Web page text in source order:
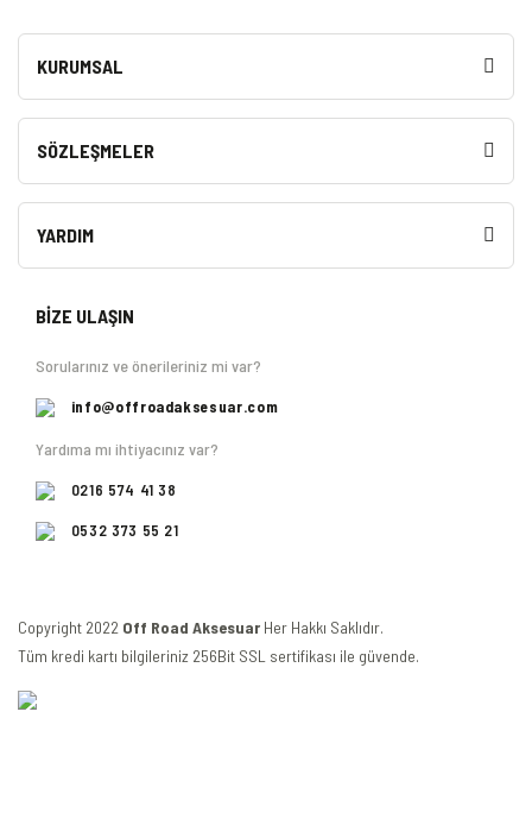
KURUMSAL
SÖZLEŞMELER
YARDIM
BİZE ULAŞIN
Sorularınız ve önerileriniz mi var?
info@offroadaksesuar.com
Yardıma mı ihtiyacınız var?
0216 574 41 38
0532 373 55 21
Copyright 2022 Off Road Aksesuar Her Hakkı Saklıdır.
Tüm kredi kartı bilgileriniz 256Bit SSL sertifikası ile güvende.